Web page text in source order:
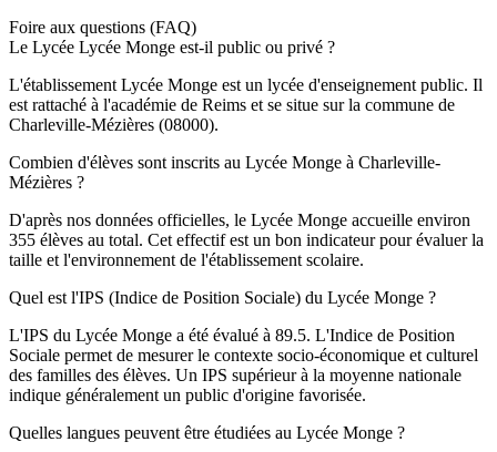
Foire aux questions (FAQ)
Le Lycée Lycée Monge est-il public ou privé ?
L'établissement Lycée Monge est un lycée d'enseignement public. Il
est rattaché à l'académie de Reims et se situe sur la commune de
Charleville-Mézières (08000).
Combien d'élèves sont inscrits au Lycée Monge à Charleville-
Mézières ?
D'après nos données officielles, le Lycée Monge accueille environ
355 élèves au total. Cet effectif est un bon indicateur pour évaluer la
taille et l'environnement de l'établissement scolaire.
Quel est l'IPS (Indice de Position Sociale) du Lycée Monge ?
L'IPS du Lycée Monge a été évalué à 89.5. L'Indice de Position
Sociale permet de mesurer le contexte socio-économique et culturel
des familles des élèves. Un IPS supérieur à la moyenne nationale
indique généralement un public d'origine favorisée.
Quelles langues peuvent être étudiées au Lycée Monge ?